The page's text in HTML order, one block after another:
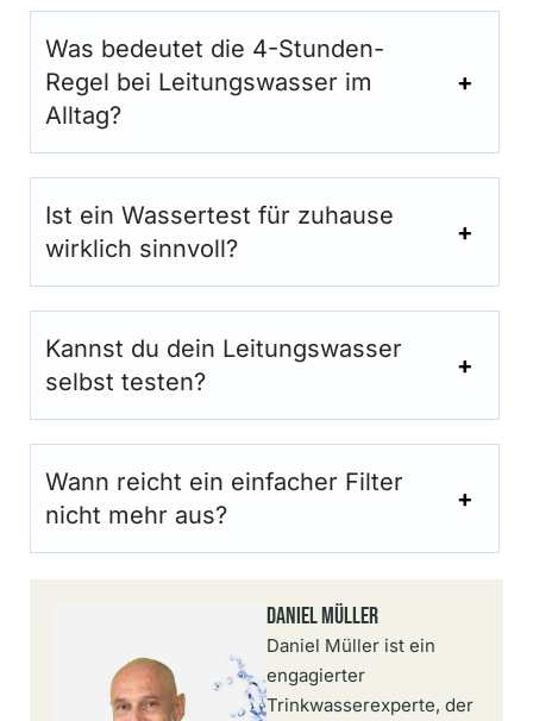
Was bedeutet die 4-Stunden-
Regel bei Leitungswasser im
Alltag?
Ist ein Wassertest für zuhause
wirklich sinnvoll?
Kannst du dein Leitungswasser
selbst testen?
Wann reicht ein einfacher Filter
nicht mehr aus?
Daniel Müller
Daniel Müller ist ein
engagierter
Trinkwasserexperte, der